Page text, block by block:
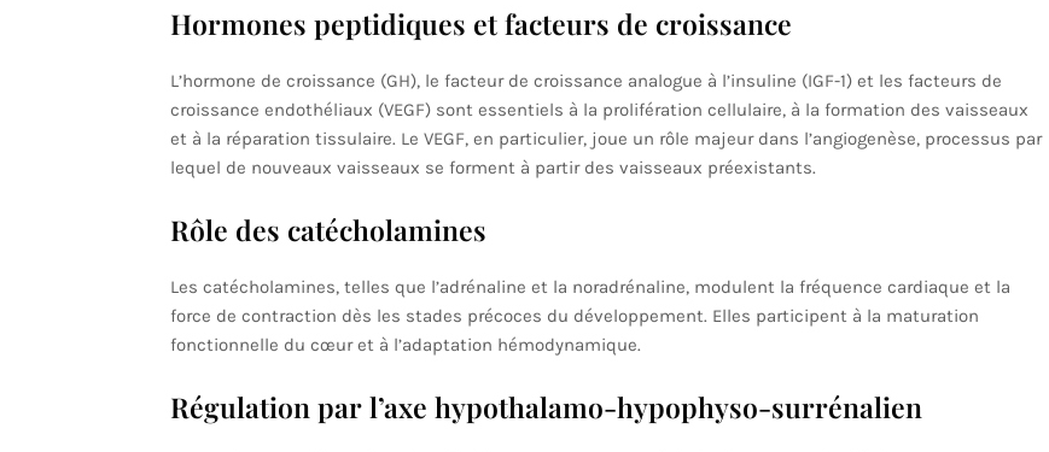
Hormones peptidiques et facteurs de croissance
L’hormone de croissance (GH), le facteur de croissance analogue à l’insuline (IGF-1) et les facteurs de
croissance endothéliaux (VEGF) sont essentiels à la prolifération cellulaire, à la formation des vaisseaux
et à la réparation tissulaire. Le VEGF, en particulier, joue un rôle majeur dans l’angiogenèse, processus par
lequel de nouveaux vaisseaux se forment à partir des vaisseaux préexistants.
Rôle des catécholamines
Les catécholamines, telles que l’adrénaline et la noradrénaline, modulent la fréquence cardiaque et la
force de contraction dès les stades précoces du développement. Elles participent à la maturation
fonctionnelle du cœur et à l’adaptation hémodynamique.
Régulation par l’axe hypothalamo-hypophyso-surrénalien